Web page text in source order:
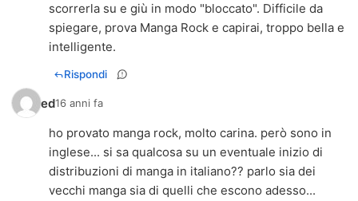
scorrerla su e giù in modo "bloccato". Difficile da
spiegare, prova Manga Rock e capirai, troppo bella e
intelligente.
Rispondi
ed16 anni fa
ho provato manga rock, molto carina. però sono in
inglese... si sa qualcosa su un eventuale inizio di
distribuzioni di manga in italiano?? parlo sia dei
vecchi manga sia di quelli che escono adesso...